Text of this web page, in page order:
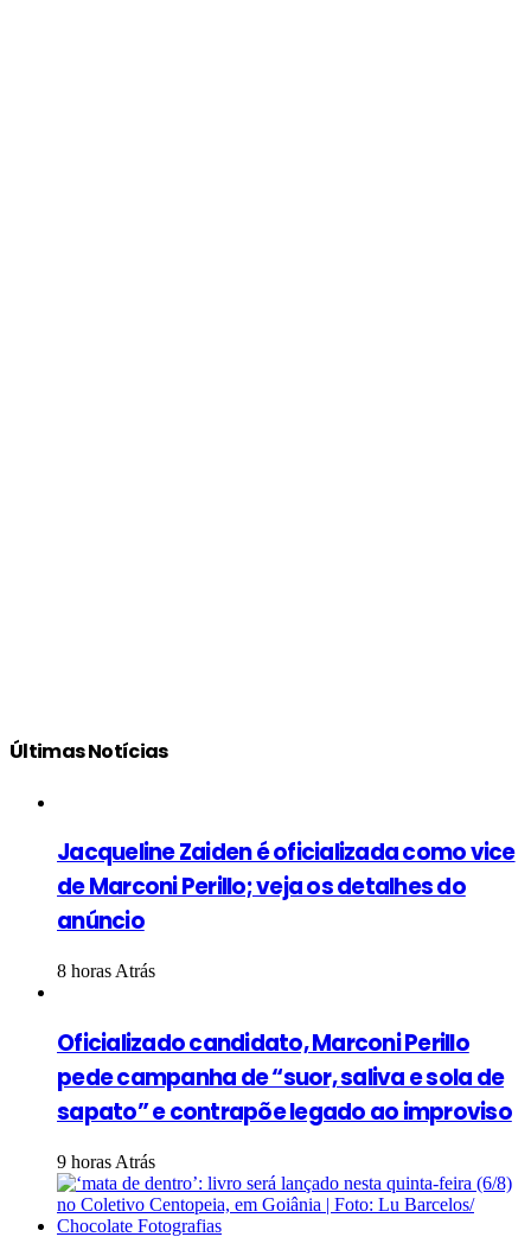
Últimas Notícias
Jacqueline Zaiden é oficializada como vice
de Marconi Perillo; veja os detalhes do
anúncio
8 horas Atrás
Oficializado candidato, Marconi Perillo
pede campanha de “suor, saliva e sola de
sapato” e contrapõe legado ao improviso
9 horas Atrás